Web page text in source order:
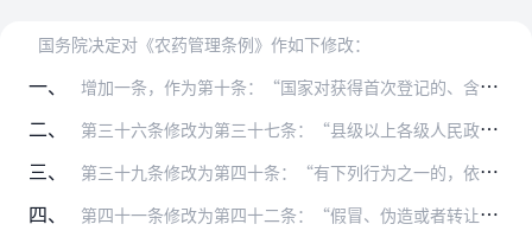
国务院决定对《农药管理条例》作如下修改：
一、 增加一条，作为第十条：“国家对获得首次登记的、含有新化合物的农药的申请人提交的其自己所取得且未披露的试验数据和其他数据实施保护。
二、 第三十六条修改为第三十七条：“县级以上各级人民政府有关部门应当做好农副产品中农药残留量的检测工作，并公布检测结果。”
三、 第三十九条修改为第四十条：“有下列行为之一的，依照刑法关于非法经营罪或者危险物品肇事罪的规定，依法追究刑事责任；尚不够刑事处罚的，由农业行政主管部门按照以下规定…
四、 第四十一条修改为第四十二条：“假冒、伪造或者转让农药登记证或者农药临时登记证、农药登记证号或者农药临时登记证号、农药生产许可证或者农药生产批准文件、农药生产许可…